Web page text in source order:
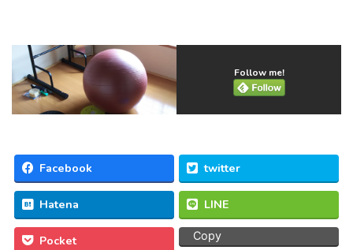
Follow me!
Facebook twitter
Hatena LINE
Pocket Copy